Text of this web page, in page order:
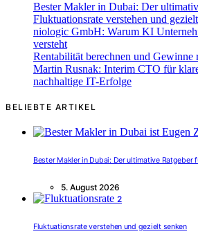
Bester Makler in Dubai: Der
Fluktuationsrate verstehen und
niologic GmbH: Warum KI
versteht
Rentabilität berechnen und Gewinne
Martin Rusnak: Interim CTO für
nachhaltige IT-Erfolge
BELIEBTE ARTIKEL
Bester Makler in Dubai: Der ultimative Ratgeber
5. August 2026
2
Fluktuationsrate verstehen und gezielt senken